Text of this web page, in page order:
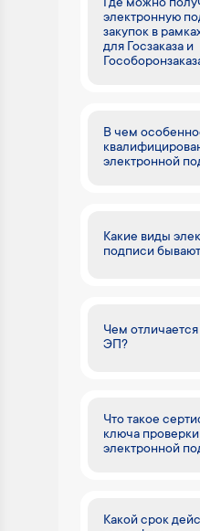
Где можно
электронную
закупок в
для Госзаказа и
В чем
электронной
Какие виды
подписи
Чем
ЭП?
Что такое
ключа проверки
электронной
Какой срок